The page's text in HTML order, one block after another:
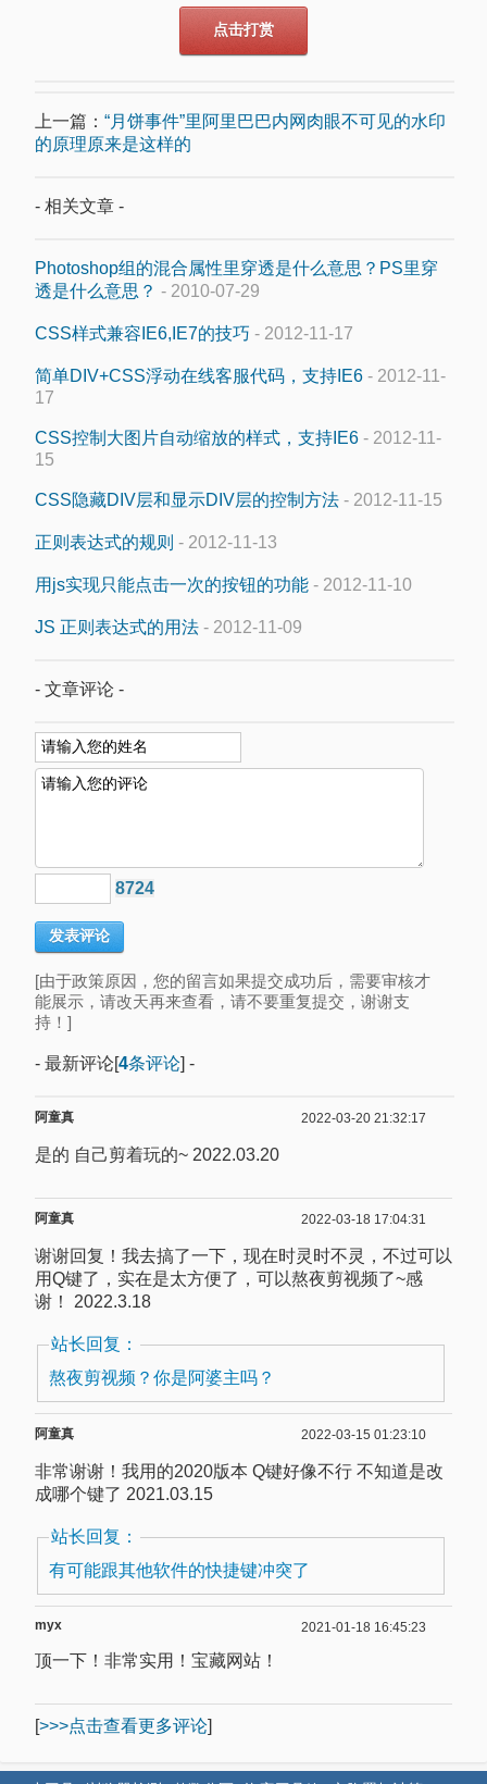
点击打赏
上一篇： “月饼事件”里阿里巴巴内网肉眼不可见的水印
的原理原来是这样的
- 相关文章 -
Photoshop组的混合属性里穿透是什么意思？PS里穿
透是什么意思？ - 2010-07-29
CSS样式兼容IE6,IE7的技巧 - 2012-11-17
简单DIV+CSS浮动在线客服代码，支持IE6 - 2012-11-
17
CSS控制大图片自动缩放的样式，支持IE6 - 2012-11-
15
CSS隐藏DIV层和显示DIV层的控制方法 - 2012-11-15
正则表达式的规则 - 2012-11-13
用js实现只能点击一次的按钮的功能 - 2012-11-10
JS 正则表达式的用法 - 2012-11-09
- 文章评论 -
8724
[由于政策原因，您的留言如果提交成功后，需要审核才
能展示，请改天再来查看，请不要重复提交，谢谢支
持！]
- 最新评论[4条评论] -
阿童真 2022-03-20 21:32:17
是的 自己剪着玩的~ 2022.03.20
阿童真 2022-03-18 17:04:31
谢谢回复！我去搞了一下，现在时灵时不灵，不过可以
用Q键了，实在是太方便了，可以熬夜剪视频了~感
谢！ 2022.3.18
站长回复：
熬夜剪视频？你是阿婆主吗？
阿童真 2022-03-15 01:23:10
非常谢谢！我用的2020版本 Q键好像不行 不知道是改
成哪个键了 2021.03.15
站长回复：
有可能跟其他软件的快捷键冲突了
myx 2021-01-18 16:45:23
顶一下！非常实用！宝藏网站！
[>>>点击查看更多评论]